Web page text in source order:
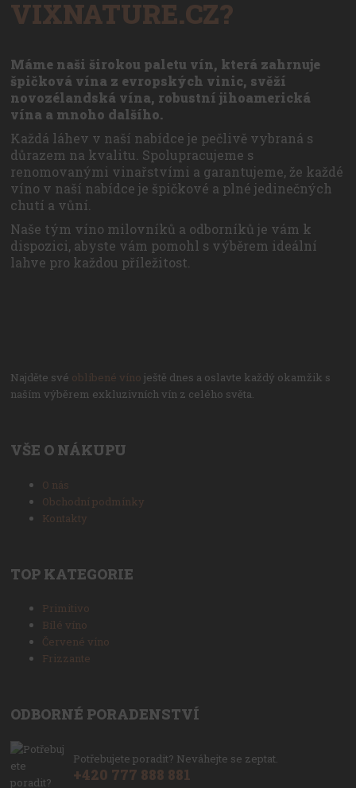
VIXNATURE.CZ?
Máme naši širokou paletu vín, která zahrnuje
špičková vína z evropských vinic, svěží
novozélandská vína, robustní jihoamerická
vína a mnoho dalšího.
Každá láhev v naší nabídce je pečlivě vybraná s
důrazem na kvalitu. Spolupracujeme s
renomovanými vinařstvími a garantujeme, že každé
víno v naší nabídce je špičkové a plné jedinečných
chutí a vůní.
Naše tým víno milovníků a odborníků je vám k
dispozici, abyste vám pomohl s výběrem ideální
lahve pro každou příležitost.
Najděte své oblíbené víno ještě dnes a oslavte každý okamžik s
naším výběrem exkluzivních vín z celého světa.
VŠE O NÁKUPU
O nás
Obchodní podmínky
Kontakty
TOP KATEGORIE
Primitivo
Bílé víno
Červené víno
Frizzante
ODBORNÉ PORADENSTVÍ
Potřebujete poradit? Neváhejte se zeptat.
+420 777 888 881